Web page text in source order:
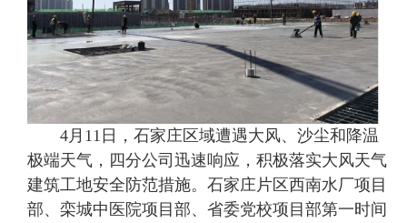
4月11日，石家庄区域遭遇大风、沙尘和降温
极端天气，四分公司迅速响应，积极落实大风天气
建筑工地安全防范措施。石家庄片区西南水厂项目
部、栾城中医院项目部、省委党校项目部第一时间